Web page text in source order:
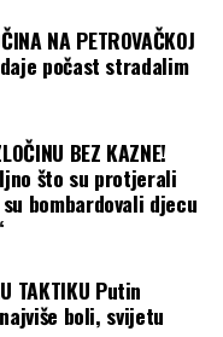
kada su shvatili da
SNSD-a su
trebao biti urađen iz
a — što je, takođe,
im objasnio
‘Voda 3’ na
radilo
NA PETROVAČKOJ
počast stradalim
BEZ KAZNE!
što su protjerali
bombardovali djecu
TAKTIKU Putin
boli, svijetu